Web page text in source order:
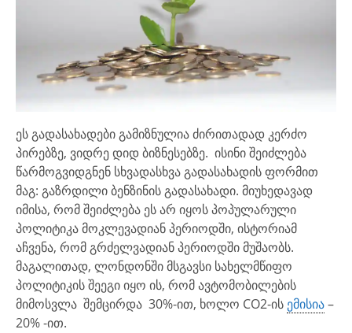
ეს გადასახადები გამიზნულია ძირითადად კერძო
პირებზე, ვიდრე დიდ ბიზნესებზე. ისინი შეიძლება
წარმოგვიდგნენ სხვადასხვა გადასახადის ფორმით
მაგ: გაზრდილი ბენზინის გადასახადი. მიუხედავად
იმისა, რომ შეიძლება ეს არ იყოს პოპულარული
პოლიტიკა მოკლევადიან პერიოდში, ისტორიამ
აჩვენა, რომ გრძელვადიან პერიოდში მუშაობს.
მაგალითად, ლონდონში მსგავსი სახელმწიფო
პოლიტიკის შეეგი იყო ის, რომ ავტომობილების
მიმოსვლა შემცირდა 30%-ით, ხოლო CO2-ის ემისია–
20% -ით.